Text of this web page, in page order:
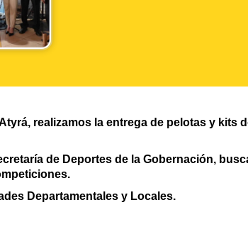
realizamos la entrega de pelotas y kits
de Deportes de la Gobernación,
Departamentales y Locales.